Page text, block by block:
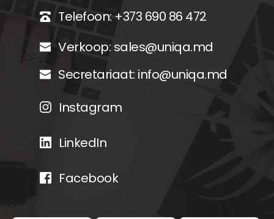
Telefoon: +373 690 86 472
Verkoop: sales@uniqa.md
Secretariaat: info@uniqa.md
Instagram
LinkedIn
Facebook